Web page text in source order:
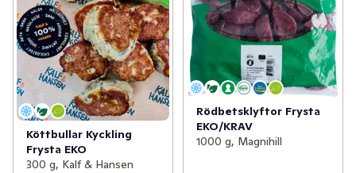
Köttbullar Kyckling
Frysta EKO
300 g, Kalf & Hansen
Rödbetsklyftor Frysta
EKO/KRAV
1000 g, Magnihill